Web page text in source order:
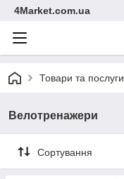
4Market.com.ua
Товари та послуги
Велотренажери
Сортування